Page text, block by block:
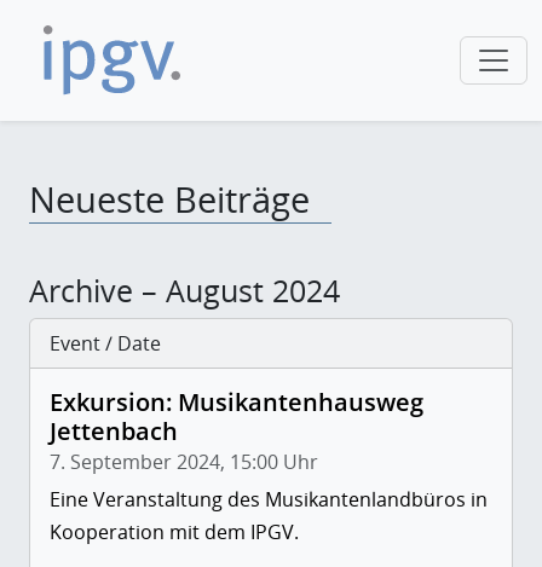
Neueste Beiträge
Archive – August 2024
Event / Date
Exkursion: Musikantenhausweg
Jettenbach
7. September 2024, 15:00 Uhr
Eine Veranstaltung des Musikantenlandbüros in
Kooperation mit dem IPGV.